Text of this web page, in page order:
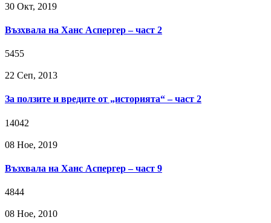
30 Окт, 2019
Възхвала на Ханс Аспергер – част 2
5455
22 Сeп, 2013
За ползите и вредите от „историята“ – част 2
14042
08 Ное, 2019
Възхвала на Ханс Аспергер – част 9
4844
08 Ное, 2010